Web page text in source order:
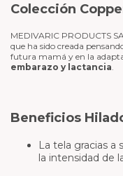
Colección
MEDIVARIC PRODUCTS
que ha sido creada
futura mamá y en la
embarazo y lactancia
Beneficios
La tela gracias a
la intensidad de